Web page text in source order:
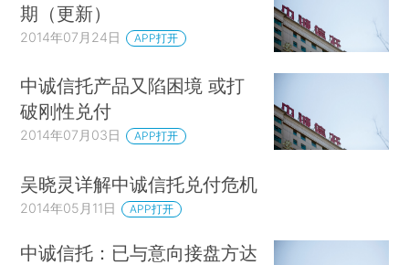
期（更新）
2014年07月24日 APP打开
中诚信托产品又陷困境 或打
破刚性兑付
2014年07月03日 APP打开
吴晓灵详解中诚信托兑付危机
2014年05月11日 APP打开
中诚信托：已与意向接盘方达